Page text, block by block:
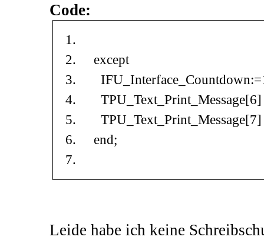
Code:
except
TPU_Text_Print_Message[6]
TPU_Text_Print_Message[7]
end;
Leide habe ich keine